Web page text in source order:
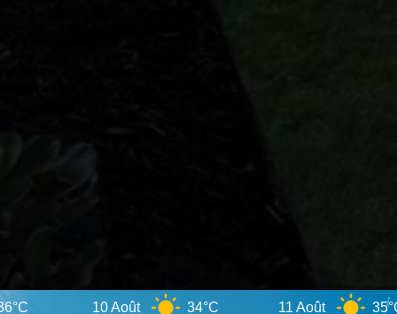
10 Août 34°C 11 Août 35°C